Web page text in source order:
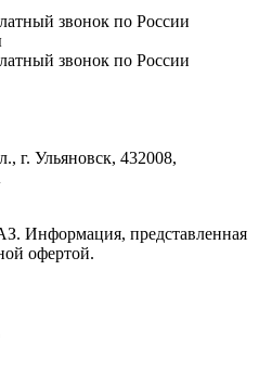
звонок по России
звонок по России
г. Ульяновск, 432008,
Информация, представленная
офертой.